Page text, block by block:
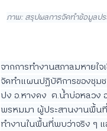
ภาพ: สรุปผลการจัดทำข้อมูลป
จากการทำงานสภาลมหายใ
จัดทำแผนปฏิบัติการของชุม
ปง อ.หางดง  ต.น้ำบ่อหลวง
พรหมมา ผู้ประสานงานพื้นที่
ทำงานในพื้นที่พบว่าจริง ๆ